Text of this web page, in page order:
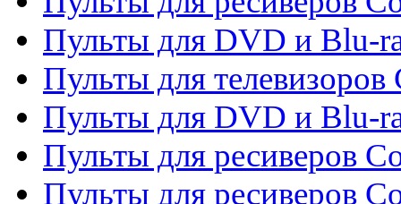
Пульты для DVD и Blu-
Пульты для телевизоров
Пульты для DVD и Blu-
Пульты для ресиверов
Пульты для ресиверов